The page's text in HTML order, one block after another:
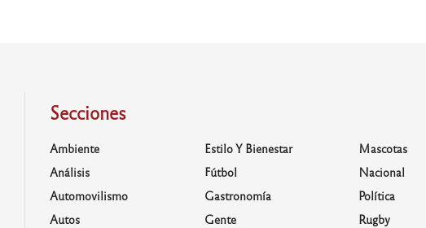
Secciones
Ambiente
Análisis
Automovilismo
Autos
Estilo Y Bienestar
Fútbol
Gastronomía
Gente
Mascotas
Nacional
Política
Rugby